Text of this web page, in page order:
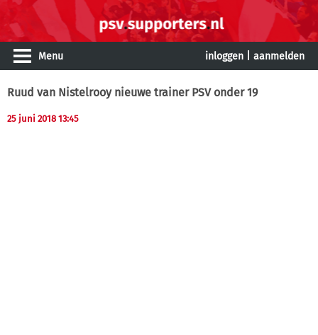
Menu inloggen aanmelden
Ruud van Nistelrooy nieuwe trainer PSV onder 19
25 juni 2018 13:45